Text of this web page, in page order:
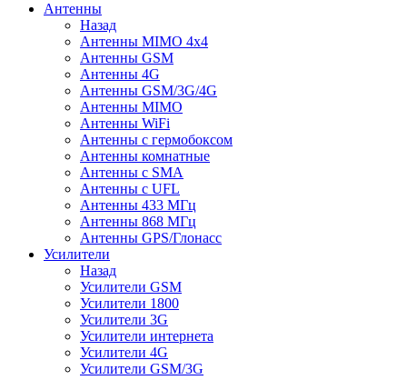
Антенны
Назад
Антенны MIMO 4x4
Антенны GSM
Антенны 4G
Антенны GSM/3G/4G
Антенны MIMO
Антенны WiFi
Антенны с гермобоксом
Антенны комнатные
Антенны c SMA
Антенны с UFL
Антенны 433 МГц
Антенны 868 МГц
Антенны GPS/Глонасс
Усилители
Назад
Усилители GSM
Усилители 1800
Усилители 3G
Усилители интернета
Усилители 4G
Усилители GSM/3G